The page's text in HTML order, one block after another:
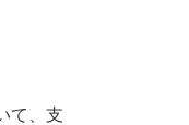
て、支